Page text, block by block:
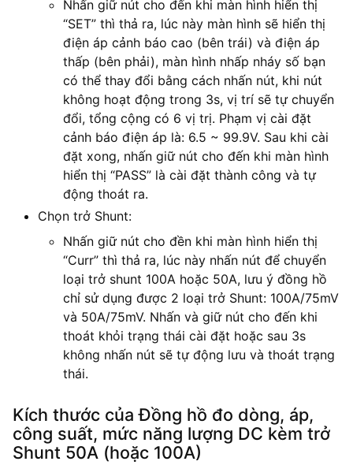
Nhấn giữ nút cho đến khi màn hình hiển thị
“SET” thì thả ra, lúc này màn hình sẽ hiển thị
điện áp cảnh báo cao (bên trái) và điện áp
thấp (bên phải), màn hình nhấp nháy số bạn
có thể thay đổi bằng cách nhấn nút, khi nút
không hoạt động trong 3s, vị trí sẽ tự chuyển
đổi, tổng cộng có 6 vị trị. Phạm vị cài đặt
cảnh báo điện áp là: 6.5 ~ 99.9V. Sau khi cài
đặt xong, nhấn giữ nút cho đến khi màn hình
hiển thị “PASS” là cài đặt thành công và tự
động thoát ra.
Chọn trở Shunt:
Nhấn giữ nút cho đền khi màn hình hiển thị
“Curr” thì thả ra, lúc này nhấn nút để chuyển
loại trở shunt 100A hoặc 50A, lưu ý đồng hồ
chỉ sử dụng được 2 loại trở Shunt: 100A/75mV
và 50A/75mV. Nhấn và giữ nút cho đến khi
thoát khỏi trạng thái cài đặt hoặc sau 3s
không nhấn nút sẽ tự động lưu và thoát trạng
thái.
Kích thước của Đồng hồ đo dòng, áp,
công suất, mức năng lượng DC kèm trở
Shunt 50A (hoặc 100A)